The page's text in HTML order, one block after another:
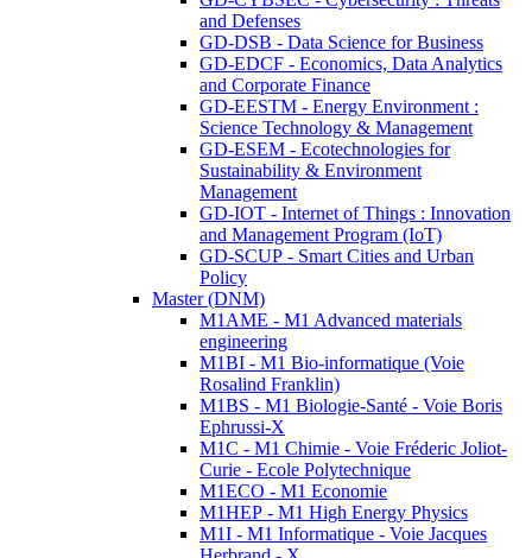
and Defenses
GD-DSB - Data Science for Business
GD-EDCF - Economics, Data Analytics
and Corporate Finance
GD-EESTM - Energy Environment :
Science Technology & Management
GD-ESEM - Ecotechnologies for
Sustainability & Environment
Management
GD-IOT - Internet of Things : Innovation
and Management Program (IoT)
GD-SCUP - Smart Cities and Urban
Policy
Master (DNM)
M1AME - M1 Advanced materials
engineering
M1BI - M1 Bio-informatique (Voie
Rosalind Franklin)
M1BS - M1 Biologie-Santé - Voie Boris
Ephrussi-X
M1C - M1 Chimie - Voie Fréderic Joliot-
Curie - Ecole Polytechnique
M1ECO - M1 Economie
M1HEP - M1 High Energy Physics
M1I - M1 Informatique - Voie Jacques